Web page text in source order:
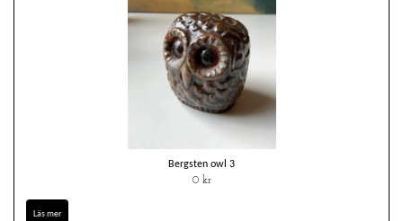
Bergsten owl 3
0 kr
Läs mer